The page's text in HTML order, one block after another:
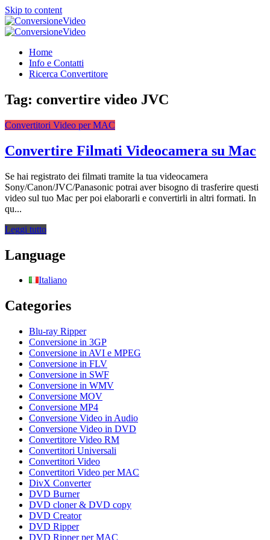
Skip to content
ConversioneVideo
Video Converter Software Offline App
Home
Info e Contatti
Ricerca Convertitore
Tag: convertire video JVC
Convertitori Video per MAC
Convertire Filmati Videocamera su Mac
Se hai registrato dei filmati tramite la tua videocamera
Sony/Canon/JVC/Panasonic potrai aver bisogno di trasferire questi
video sul tuo Mac per poi elaborarli e convertirli in altri formati. In
qu...
Leggi tutto
Language
Italiano
Categories
Blu-ray Ripper
Conversione in 3GP
Conversione in AVI e MPEG
Conversione in FLV
Conversione in SWF
Conversione in WMV
Conversione MOV
Conversione MP4
Conversione Video in Audio
Conversione Video in DVD
Convertitore Video RM
Convertitori Universali
Convertitori Video
Convertitori Video per MAC
DivX Converter
DVD Burner
DVD cloner & DVD copy
DVD Creator
DVD Ripper
DVD Ripper per MAC